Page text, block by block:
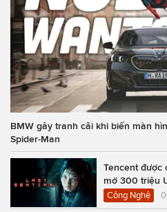
BMW gây tranh cãi khi biến màn
Spider-Man
Tencent được
mở 300 triệu
Công Nghệ